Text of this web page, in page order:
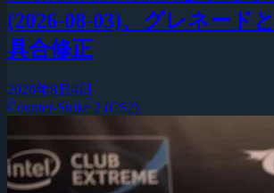
(2026-08-03)、グレネード
具合修正
2026年8月4日
Counter-Strike 2 (CS2)